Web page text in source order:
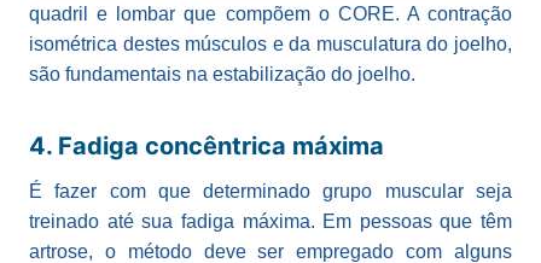
quadril e lombar que compõem o CORE. A contração
isométrica destes músculos e da musculatura do joelho,
são fundamentais na estabilização do joelho.
4. Fadiga concêntrica máxima
É fazer com que determinado grupo muscular seja
treinado até sua fadiga máxima. Em pessoas que têm
artrose, o método deve ser empregado com alguns